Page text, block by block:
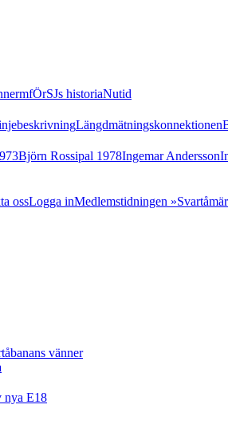
mfÖrSJs historiaNutid
Längdmätningskonnektionen
Björn Rossipal 1978Ingemar Andersson
ossLogga inMedlemstidningen
vänner
nya E18